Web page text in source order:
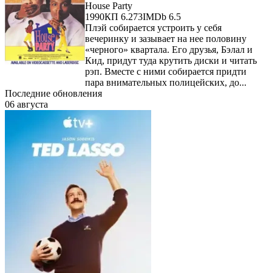
House Party
1990КП 6.273IMDb 6.5
Плэй собирается устроить у себя
вечеринку и зазывает на нее половину
«черного» квартала. Его друзья, Бэлал и
Кид, придут туда крутить диски и читать
рэп. Вместе с ними собирается придти
пара внимательных полицейских, до...
Последние обновления
06 августа